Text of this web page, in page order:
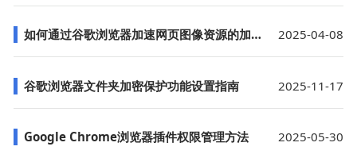
如何通过谷歌浏览器加速网页图像资源的加载进度 2025-04-08
谷歌浏览器文件夹加密保护功能设置指南 2025-11-17
Google Chrome浏览器插件权限管理方法 2025-05-30